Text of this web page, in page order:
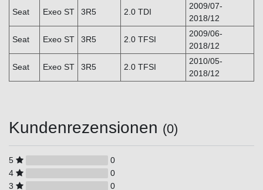
Seat Exeo ST 3R5 2.0 TDI
2009/07-
2018/12
Seat Exeo ST 3R5 2.0 TFSI
2009/06-
2018/12
Seat Exeo ST 3R5 2.0 TFSI
2010/05-
2018/12
Kundenrezensionen (0)
5
0
4
0
3
0